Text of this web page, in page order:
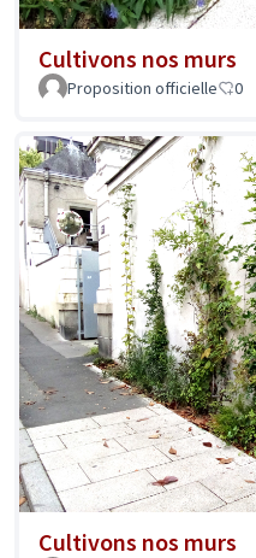
Cultivons nos murs
Proposition officielle 0
Cultivons nos murs